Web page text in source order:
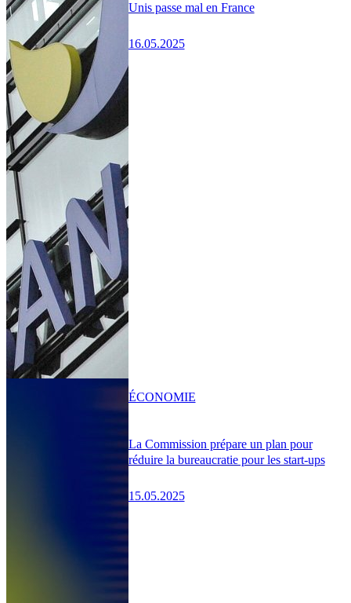
Unis passe mal en France
16.05.2025
La Commission prépare un plan pour
réduire la bureaucratie pour les start-ups
15.05.2025
ÉCONOMIE